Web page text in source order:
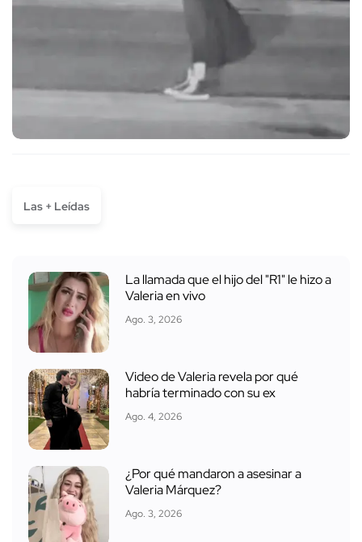
Las + Leídas
La llamada que el hijo del "R1" le hizo a
Valeria en vivo
Ago. 3, 2026
Video de Valeria revela por qué
habría terminado con su ex
Ago. 4, 2026
¿Por qué mandaron a asesinar a
Valeria Márquez?
Ago. 3, 2026